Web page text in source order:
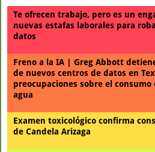
Te ofrecen trabajo, pero es un
nuevas estafas laborales para
datos
Freno a la IA | Greg Abbott
de nuevos centros de datos en
preocupaciones sobre el
agua
Examen toxicológico confirma
de Candela Arizaga